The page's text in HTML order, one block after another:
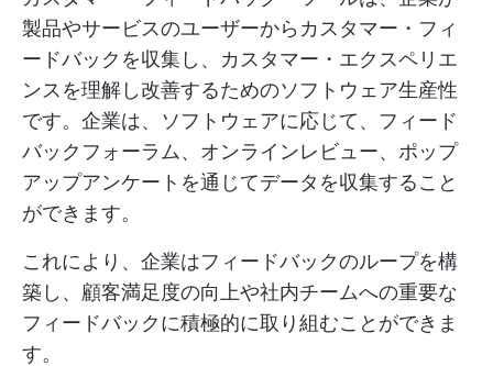
製品やサービスのユーザーからカスタマー・フィ
ードバックを収集し、カスタマー・エクスペリエ
ンスを理解し改善するためのソフトウェア生産性
です。企業は、ソフトウェアに応じて、フィード
バックフォーラム、オンラインレビュー、ポップ
アップアンケートを通じてデータを収集すること
ができます。
これにより、企業はフィードバックのループを構
築し、顧客満足度の向上や社内チームへの重要な
フィードバックに積極的に取り組むことができま
す。